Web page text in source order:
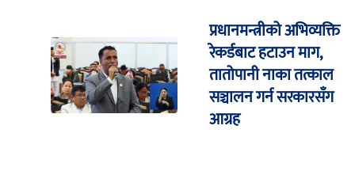
प्रधानमन्त्रीको अभिव्यक्ति
रेकर्डबाट हटाउन माग,
तातोपानी नाका तत्काल
सञ्चालन गर्न सरकारसँग
आग्रह